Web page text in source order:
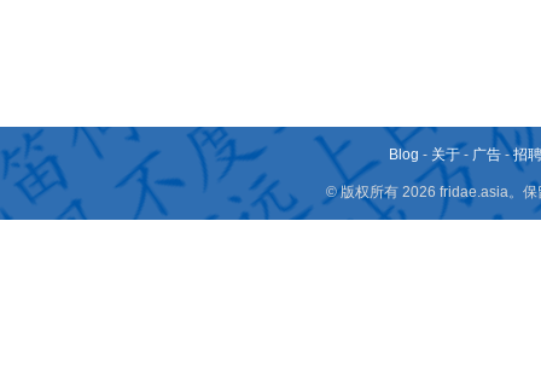
Blog - 关于 - 广告 -招
© 版权所有 2026 fridae.asia。